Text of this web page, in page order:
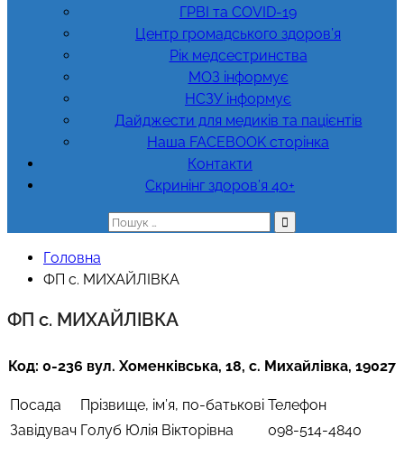
ГРВІ та COVID-19
Центр громадського здоров’я
Рік медсестринства
МОЗ інформує
НСЗУ інформує
Дайджести для медиків та пацієнтів
Наша FACEBOOK сторінка
Контакти
Скринінг здоров’я 40+
Пошук:
Головна
ФП с. МИХАЙЛІВКА
ФП с. МИХАЙЛІВКА
Код: 0-236 вул. Хоменківська, 18, с. Михайлівка, 19027
Посада Прізвище, ім’я, по-батькові Телефон
Завідувач Голуб Юлія Вікторівна 098-514-4840